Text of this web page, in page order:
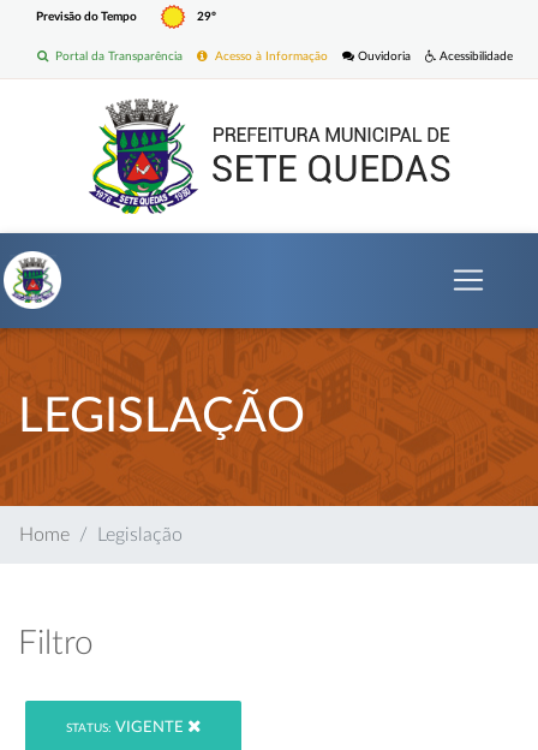
Previsão do Tempo 29º
Acessibilidade
Ouvidoria
Acesso à Informação
Portal da Transparência
LEGISLAÇÃO
Home Legislação
Filtro
STATUS: VIGENTE